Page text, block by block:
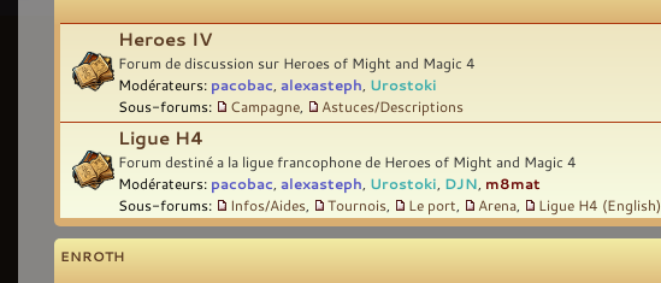
Heroes IV
Forum de discussion sur Heroes of Might and Magic 4
Modérateurs: pacobac alexasteph Urostoki
Sous-forums:
Campagne Astuces/Descriptions
Ligue H4
Forum destiné a la ligue francophone de Heroes of Might and Magic 4
Modérateurs: pacobac alexasteph Urostoki DJN m8mat
Sous-forums:
Infos/Aides Tournois Le port Arena Ligue H4 (English)
ENROTH